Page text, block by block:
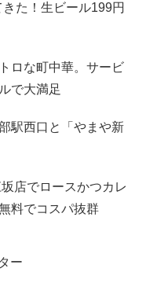
た！生ビール199円
ロな町中華。サービ
で大満足
駅西口と「やまや新
店でロースかつカレ
料でコスパ抜群
ー